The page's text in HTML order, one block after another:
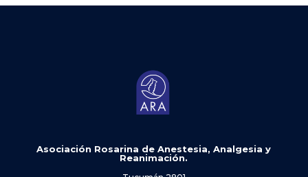
Asociación Rosarina de Anestesia, Analgesia y
Reanimación.